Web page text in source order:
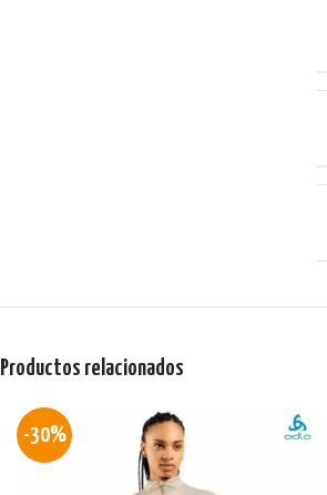
Productos relacionados
-30%